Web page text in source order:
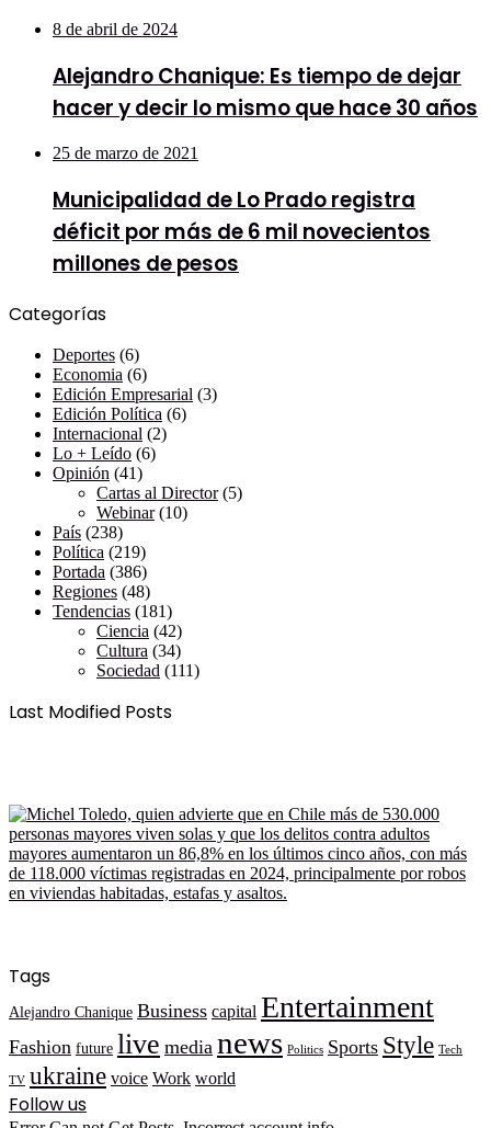
8 de abril de 2024
Alejandro Chanique: Es tiempo de dejar
hacer y decir lo mismo que hace 30 años
25 de marzo de 2021
Municipalidad de Lo Prado registra
déficit por más de 6 mil novecientos
millones de pesos
Categorías
Deportes (6)
Economia (6)
Edición Empresarial (3)
Edición Política (6)
Internacional (2)
Lo + Leído (6)
Opinión (41)
Cartas al Director(5)
Webinar(10)
País (238)
Política (219)
Portada (386)
Regiones (48)
Tendencias (181)
Ciencia (42)
Cultura (34)
Sociedad (111)
Last Modified Posts
Tags
Alejandro Chanique Business capital Entertainment
Fashion future live media news Politics Sports Style Tech
TV ukraine voice Work world
Follow us